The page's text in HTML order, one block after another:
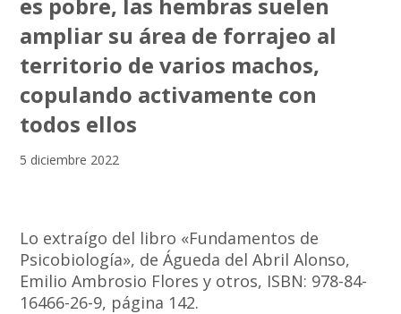
ampliar su área de forrajeo al
territorio de varios machos,
copulando activamente con
todos ellos
5 diciembre 2022
Lo extraígo del libro «Fundamentos de
Psicobiología», de Águeda del Abril Alonso,
Emilio Ambrosio Flores y otros, ISBN: 978-84-
16466-26-9, página 142.